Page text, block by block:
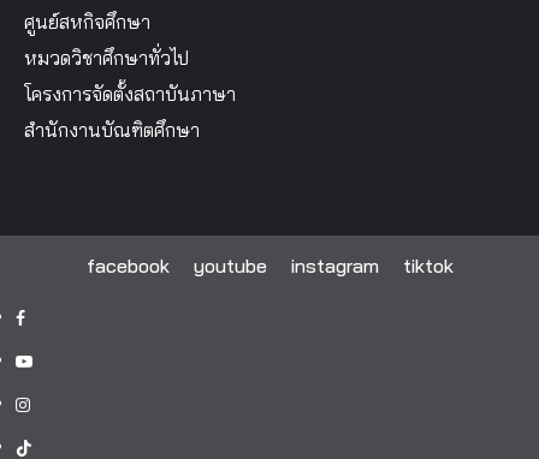
ศูนย์สหกิจศึกษา
หมวดวิชาศึกษาทั่วไป
โครงการจัดตั้งสถาบันภาษา
สำนักงานบัณฑิตศึกษา
facebook youtube instagram tiktok
facebook
youtube
instagram
tiktok